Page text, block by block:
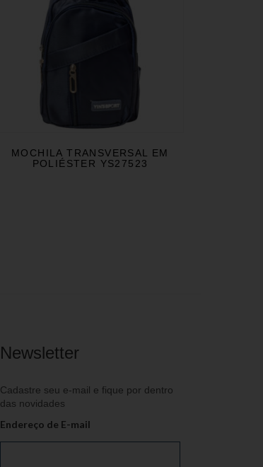
MOCHILA TRANSVERSAL EM
POLIÉSTER YS27523
Newsletter
Cadastre seu e-mail e fique por dentro
das novidades
Endereço de E-mail